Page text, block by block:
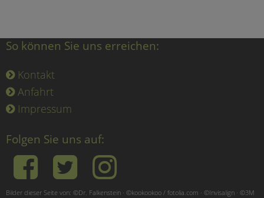
So können Sie uns erreichen:
Kontakt
Anfahrt
Impressum
Folgen Sie uns auf:
Bilder dieser Seite von: ©Dr. Falkenstein · ©kookookoo / fotolia.com · ©Invisalign · ©3M